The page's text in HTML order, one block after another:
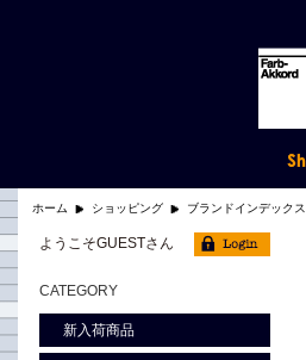
ホーム ショッピング ブランドインデックス
ようこそGUESTさん
CATEGORY
新入荷商品